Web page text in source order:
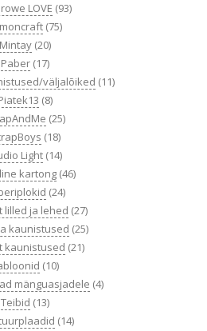
LOVE (93)
(75)
Mintay (20)
Paber (17)
väljalõiked (11)
(8)
(25)
(18)
Light (14)
kartong (46)
(24)
lilled ja lehed (27)
kaunistused (25)
kaunistused (21)
(10)
mänguasjadele (4)
Teibid (13)
(14)